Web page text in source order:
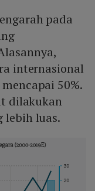
pada
internasional
50%.
dilakukan
lebih luas.